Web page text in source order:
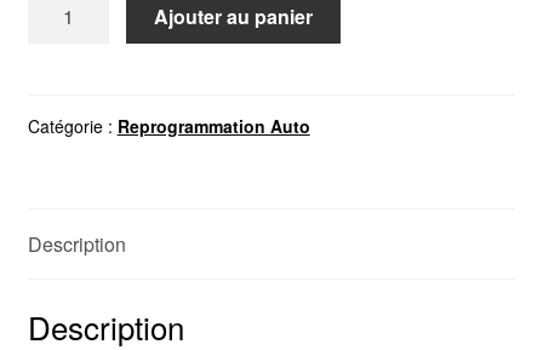
Ajouter au panier
Catégorie : Reprogrammation Auto
Description
Description